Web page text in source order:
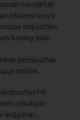
mendetail
efisiensi biaya.
requisition
barang lebih
pembuatan
mobile.
PR
sekaligus
anggaran.